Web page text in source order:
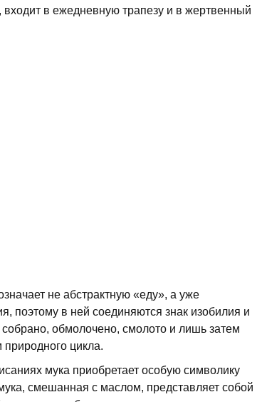
в ежедневную трапезу и в жертвенный
не абстрактную «еду», а уже
поэтому в ней соединяются знак изобилия и
обмолочено, смолото и лишь затем
природного цикла.
мука приобретает особую символику
смешанная с маслом, представляет собой